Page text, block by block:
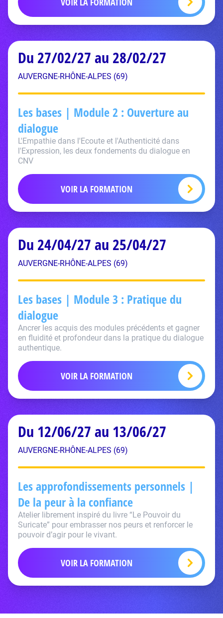
Du 27/02/27 au 28/02/27
AUVERGNE-RHÔNE-ALPES (69)
Les bases | Module 2 : Ouverture au
dialogue
L'Empathie dans l'Ecoute et l'Authenticité dans
l'Expression, les deux fondements du dialogue en
CNV
VOIR LA FORMATION
Du 24/04/27 au 25/04/27
AUVERGNE-RHÔNE-ALPES (69)
Les bases | Module 3 : Pratique du
dialogue
Ancrer les acquis des modules précédents et gagner
en fluidité et profondeur dans la pratique du dialogue
authentique.
VOIR LA FORMATION
Du 12/06/27 au 13/06/27
AUVERGNE-RHÔNE-ALPES (69)
Les approfondissements personnels |
De la peur à la confiance
Atelier librement inspiré du livre “Le Pouvoir du
Suricate” pour embrasser nos peurs et renforcer le
pouvoir d’agir pour le vivant.
VOIR LA FORMATION